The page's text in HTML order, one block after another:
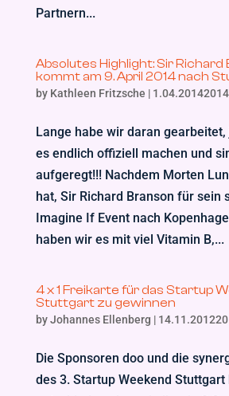
Partnern...
Absolutes Highlight: Sir Richard
kommt am 9. April 2014 nach
by Kathleen Fritzsche | 1.04.20142014
Lange habe wir daran
es endlich offiziell machen und
aufgeregt!!! Nachdem Morten
hat, Sir Richard Branson für sein
Imagine If Event nach
haben wir es mit viel Vitamin B,...
4 x 1 Freikarte für das Startup
Stuttgart zu gewinnen
byJohannes Ellenberg |
Die Sponsoren doo und die
des 3. Startup Weekend Stuttgart